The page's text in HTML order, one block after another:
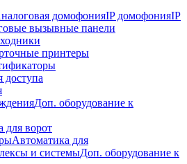
домофонияIP домофонияIP
вызывные панели
принтеры
доступа
Доп. оборудование к
для ворот
Автоматика для
и системыДоп. оборудование к